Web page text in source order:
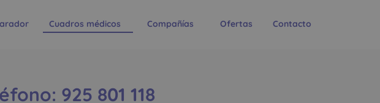
Cuadros médicos Compañías Ofertas Contacto
925 801 118